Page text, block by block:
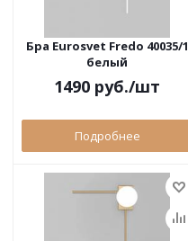
Бра Eurosvet Fredo 40035/1
белый
1490 руб./шт
Подробнее